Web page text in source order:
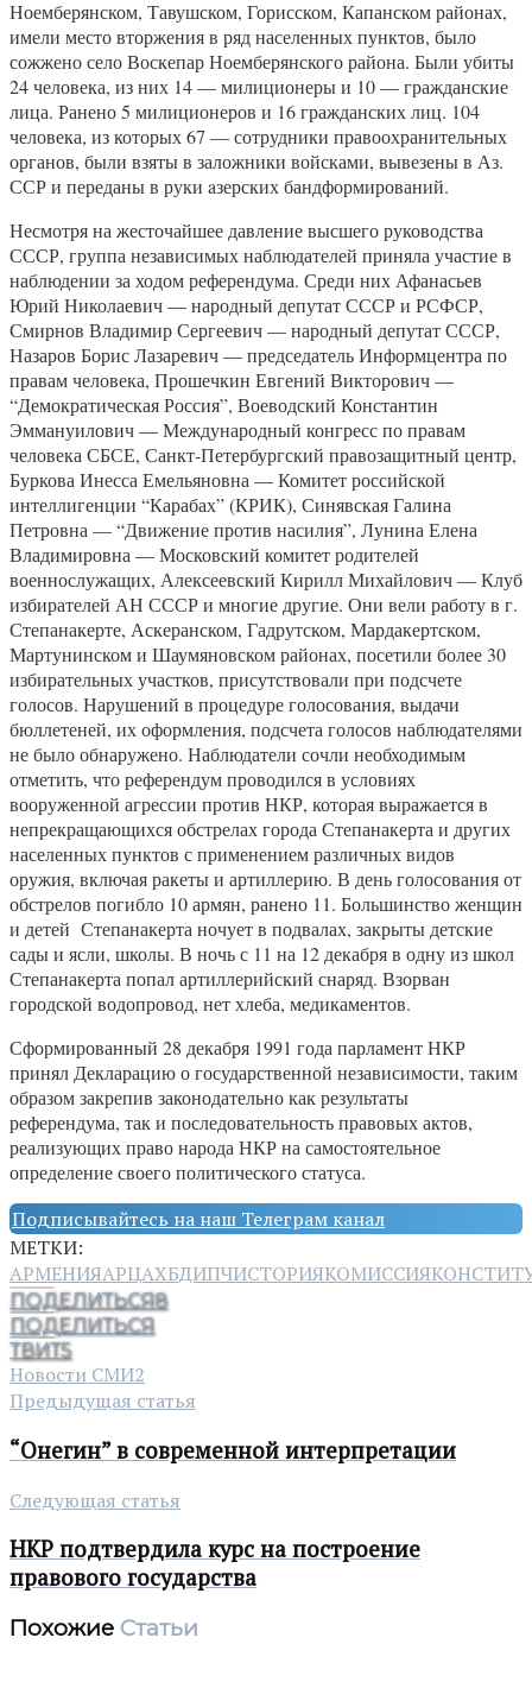
Ноемберянском, Тавушском, Горисском, Капанском районах,
имели место вторжения в ряд населенных пунктов, было
сожжено село Воскепар Ноемберянского района. Были убиты
24 человека, из них 14 — милиционеры и 10 — гражданские
лица. Ранено 5 милиционеров и 16 гражданских лиц. 104
человека, из которых 67 — сотрудники правоохранительных
органов, были взяты в заложники войсками, вывезены в Аз.
ССР и переданы в руки aзерских бандформирований.
Несмотря на жесточайшее давление высшего руководства
СССР, группа независимых наблюдателей приняла участие в
наблюдении за ходом референдума. Среди них Афанасьев
Юрий Николаевич — народный депутат СССР и РСФСР,
Смирнов Владимир Сергеевич — народный депутат СССР,
Назаров Борис Лазаревич — председатель Информцентра по
правам человека, Прошечкин Евгений Викторович —
“Демократическая Россия”, Воеводский Константин
Эммануилович — Международный конгресс по правам
человека СБСЕ, Санкт-Петербургский правозащитный центр,
Буркова Инесса Емельяновна — Комитет российской
интеллигенции “Карабах” (КРИК), Синявская Галина
Петровна — “Движение против насилия”, Лунина Елена
Владимировна — Московский комитет родителей
военнослужащих, Алексеевский Кирилл Михайлович — Клуб
избирателей АН СССР и многие другие. Они вели работу в г.
Степанакерте, Аскеранском, Гадрутском, Мардакертском,
Мартунинском и Шаумяновском районах, посетили более 30
избирательных участков, присутствовали при подсчете
голосов. Нарушений в процедуре голосования, выдачи
бюллетеней, их оформления, подсчета голосов наблюдателями
не было обнаружено. Наблюдатели сочли необходимым
отметить, что референдум проводился в условиях
вооруженной агрессии против НКР, которая выражается в
непрекращающихся обстрелах города Степанакерта и других
населенных пунктов с применением различных видов
оружия, включая ракеты и артиллерию. В день голосования от
обстрелов погибло 10 армян, ранено 11. Большинство женщин
и детей Степанакерта ночует в подвалах, закрыты детские
сады и ясли, школы. В ночь с 11 на 12 декабря в одну из школ
Степанакерта попал артиллерийский снаряд. Взорван
городской водопровод, нет хлеба, медикаментов.
Сформированный 28 декабря 1991 года парламент НКР
принял Декларацию о государственной независимости, таким
образом закрепив законодательно как результаты
референдума, так и последовательность правовых актов,
реализующих право народа НКР на самостоятельное
определение своего политического статуса.
Подписывайтесь на наш Телеграм канал
МЕТКИ:
АРМЕНИЯАРЦАХБДИПЧИСТОРИЯКОМИССИЯ
ПОДЕЛИТЬСЯ8
ПОДЕЛИТЬСЯ
ТВИТ5
Новости СМИ2
Предыдущая статья
“Онегин” в современной интерпретации
Следующая статья
НКР подтвердила курс на построение
правового государства
Похожие Статьи